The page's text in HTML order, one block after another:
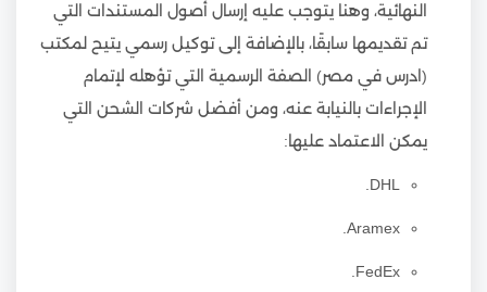
النهائية، وهنا يتوجب عليه إرسال أصول المستندات التي
تم تقديمها سابقًا، بالإضافة إلى توكيل رسمي يتيح لمكتب
(ادرس في مصر) الصفة الرسمية التي تؤهله لإتمام
الإجراءات بالنيابة عنه، ومن أفضل شركات الشحن التي
يمكن الاعتماد عليها:
DHL.
Aramex.
FedEx.